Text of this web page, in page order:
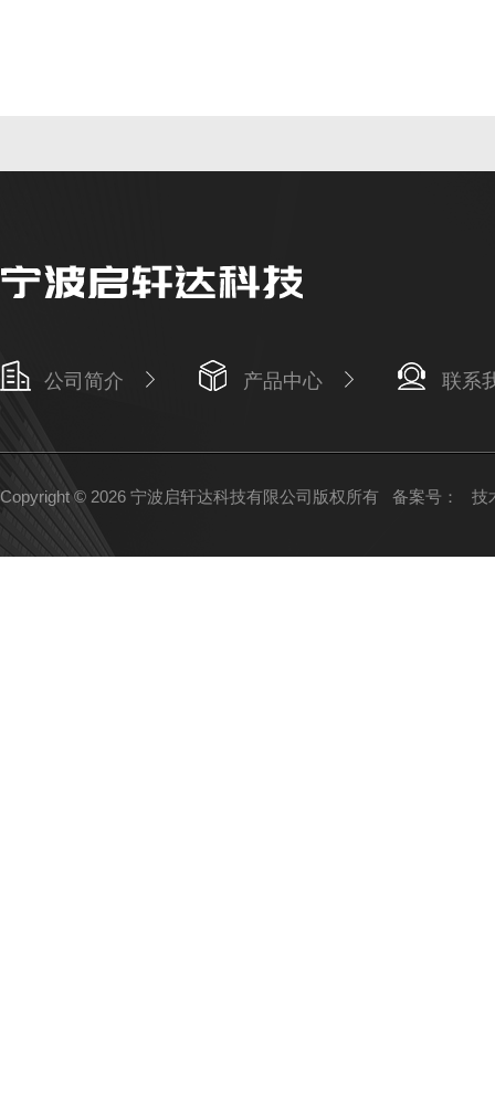
公司简介 产品中心 联系
Copyright © 2026 宁波启轩达科技有限公司版权所有 备案号： 技